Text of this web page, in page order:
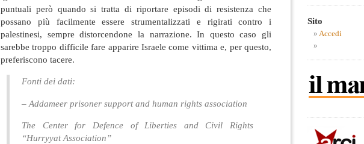
puntuali però quando si tratta di riportare episodi di resistenza che
possano più facilmente essere strumentalizzati e rigirati contro i
palestinesi, sempre distorcendone la narrazione. In questo caso gli
sarebbe troppo difficile fare apparire Israele come vittima e, per questo,
preferiscono tacere.
Fonti dei dati:
– Addameer prisoner support and human rights association
The Center for Defence of Liberties and Civil Rights
“Hurryyat Association”
Sito
Accedi